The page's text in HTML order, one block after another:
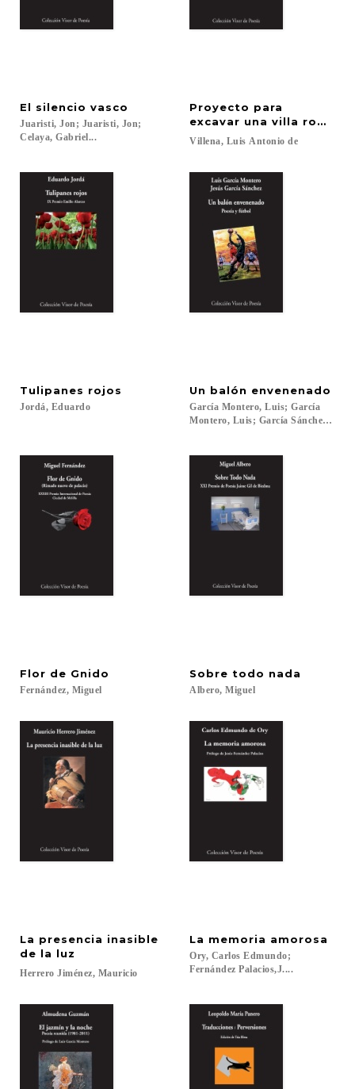
El silencio vasco
Juaristi, Jon; Juaristi, Jon;
Celaya, Gabriel...
Proyecto para
excavar una villa
Villena, Luis Antonio de
Tulipanes rojos
Jordá, Eduardo
Un balón envenenado
García Montero, Luis; García
Montero, Luis; García Sánchez,
Flor de Gnido
Fernández, Miguel
Sobre todo nada
Albero, Miguel
La presencia inasible
de la luz
Herrero Jiménez, Mauricio
La memoria amorosa
Ory, Carlos Edmundo;
Fernández Palacios,J....